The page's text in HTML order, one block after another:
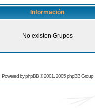
Información
No existen Grupos
Powered byphpBB© 2001, 2005 phpBB Group